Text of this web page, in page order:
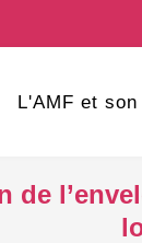
L'AMF et